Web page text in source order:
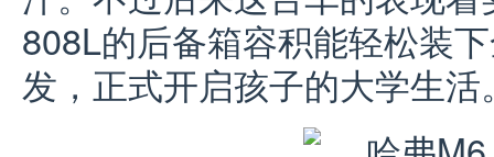
808L的后备箱容积能轻松装
发，正式开启孩子的大学生活